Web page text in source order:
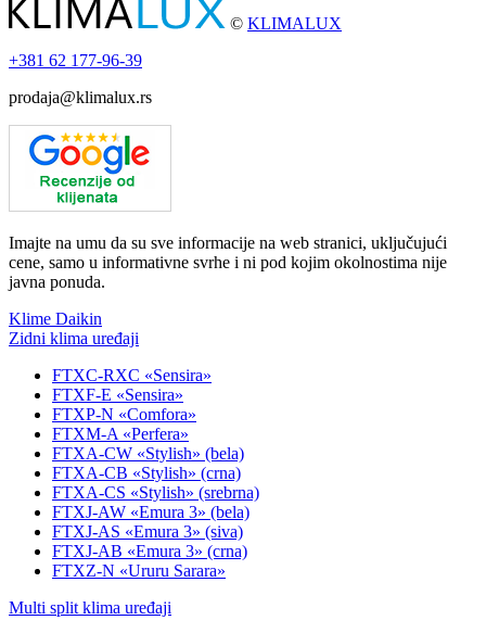
© KLIMALUX
+381 62 177-96-39
prodaja@klimalux.rs
Imajte na umu da su sve informacije na web stranici, uključujući
cene, samo u informativne svrhe i ni pod kojim okolnostima nije
javna ponuda.
Klime Daikin
Zidni klima uređaji
FTXC-RXC «Sensira»
FTXF-E «Sensira»
FTXP-N «Comfora»
FTXM-A «Perfera»
FTXA-CW «Stylish» (bela)
FTXA-CB «Stylish» (crna)
FTXA-CS «Stylish» (srebrna)
FTXJ-AW «Emura 3» (bela)
FTXJ-AS «Emura 3» (siva)
FTXJ-AB «Emura 3» (crna)
FTXZ-N «Ururu Sarara»
Multi split klima uređaji